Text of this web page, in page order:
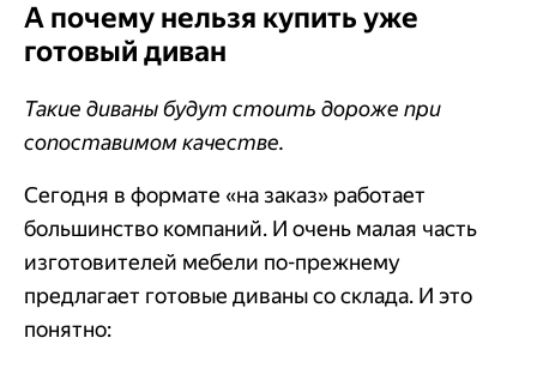
А почему нельзя купить уже
готовый диван
Такие диваны будут стоить дороже при
сопоставимом качестве.
Сегодня в формате «на заказ» работает
большинство компаний. И очень малая часть
изготовителей мебели по-прежнему
предлагает готовые диваны со склада. И это
понятно: